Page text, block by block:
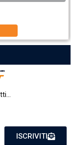
ISCRIVITI